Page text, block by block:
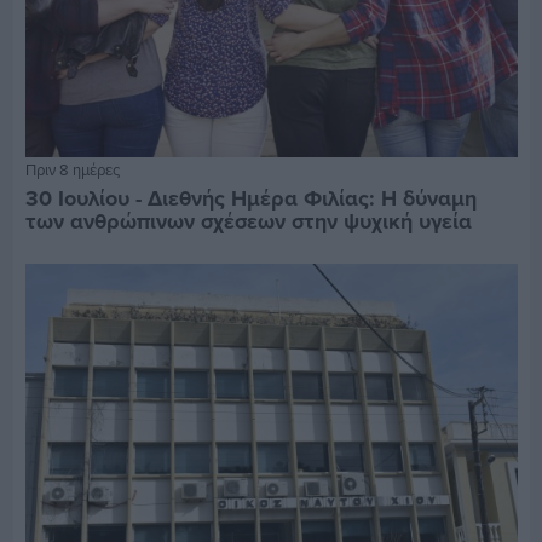
Πριν 8 ημέρες
30 Ιουλίου - Διεθνής Ημέρα Φιλίας: Η δύναμη
των ανθρώπινων σχέσεων στην ψυχική υγεία